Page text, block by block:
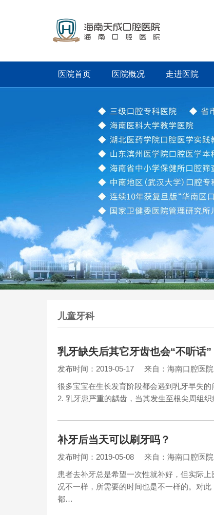
医院首页 医院概况 走进医院
儿童牙科
乳牙缺失后其它牙齿也会“不听话
发布时间：2019-05-17
来自：海南口腔医院
很多宝宝在生长发育阶段都会遇到乳牙早失
2. 乳牙患严重的龋齿，当其发生至根尖周组
补牙后当天可以刷牙吗？
发布时间：2019-05-08
来自：海南口腔医院
患者去补牙总是希望一次性就补好，但实际
况不一样，所需要的时间也是不一样的。对
都…